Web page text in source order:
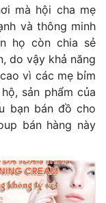
mà hội cha mẹ
và thông minh
họ còn chia sẻ
do vậy khả năng
vì các mẹ bỉm
sản phẩm của
bạn bán đồ cho
bán hàng này